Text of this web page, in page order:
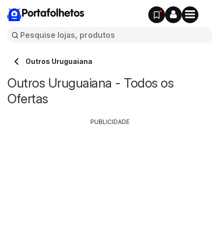
Portafolhetos
Outros Uruguaiana
Outros Uruguaiana - Todos os
Ofertas
PUBLICIDADE